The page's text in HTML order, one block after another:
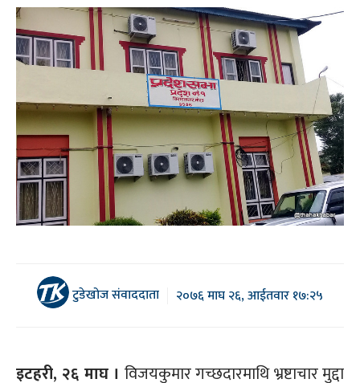
टुडेखोज संवाददाता २०७६ माघ २६, आईतवार १७:२५
इटहरी, २६ माघ । विजयकुमार गच्छदारमाथि भ्रष्टाचार मुद्दा